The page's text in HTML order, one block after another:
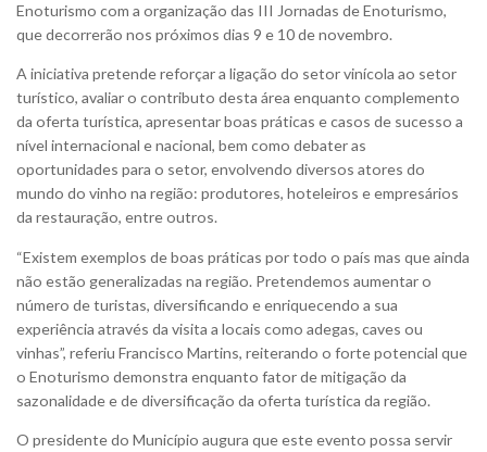
Enoturismo com a organização das III Jornadas de Enoturismo,
que decorrerão nos próximos dias 9 e 10 de novembro.
A iniciativa pretende reforçar a ligação do setor vinícola ao setor
turístico, avaliar o contributo desta área enquanto complemento
da oferta turística, apresentar boas práticas e casos de sucesso a
nível internacional e nacional, bem como debater as
oportunidades para o setor, envolvendo diversos atores do
mundo do vinho na região: produtores, hoteleiros e empresários
da restauração, entre outros.
“Existem exemplos de boas práticas por todo o país mas que ainda
não estão generalizadas na região. Pretendemos aumentar o
número de turistas, diversificando e enriquecendo a sua
experiência através da visita a locais como adegas, caves ou
vinhas”, referiu Francisco Martins, reiterando o forte potencial que
o Enoturismo demonstra enquanto fator de mitigação da
sazonalidade e de diversificação da oferta turística da região.
O presidente do Município augura que este evento possa servir